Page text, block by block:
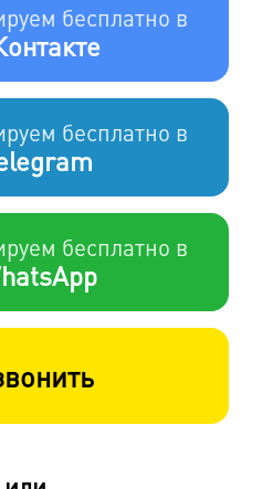
бесплатно в
бесплатно в
бесплатно в